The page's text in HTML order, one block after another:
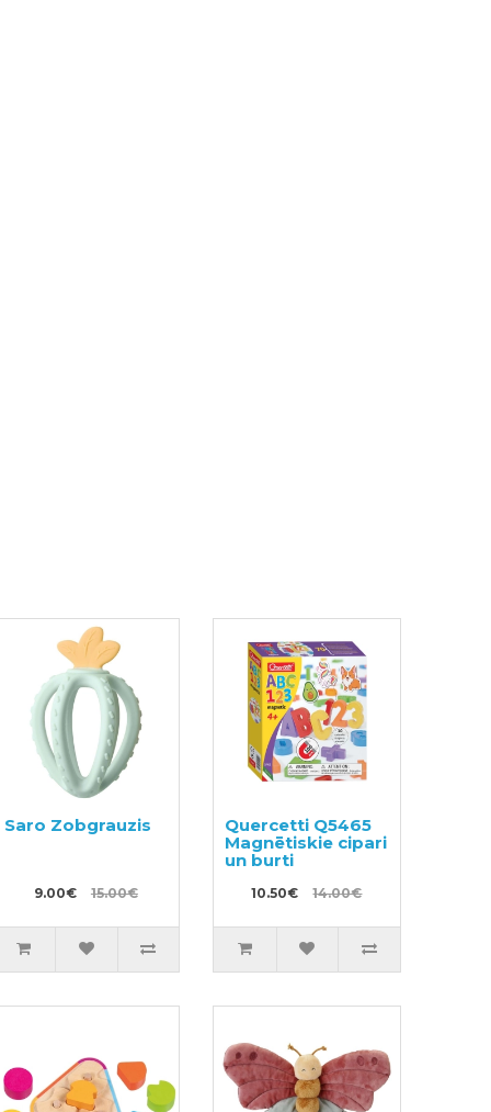
Saro Zobgrauzis
9.00€ 15.00€
Quercetti Q5465
Magnētiskie cipari
un burti
10.50€ 14.00€